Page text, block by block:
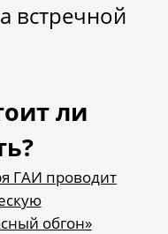
встречной
ли
ГАИ проводит
обгон»